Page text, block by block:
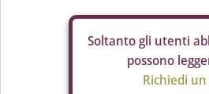
Soltanto gli utenti
possono
Richiedi